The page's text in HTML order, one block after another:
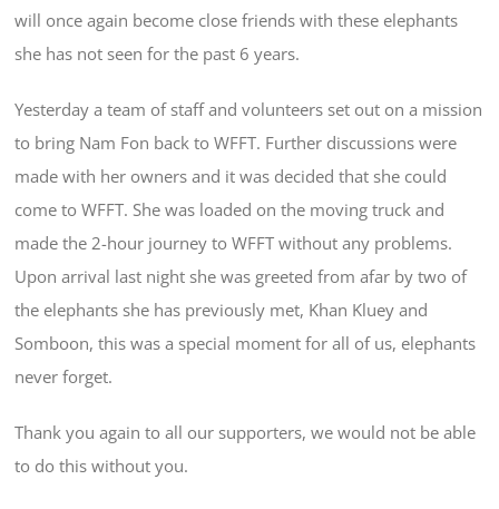
will once again become close friends with these elephants
she has not seen for the past 6 years.
Yesterday a team of staff and volunteers set out on a mission
to bring Nam Fon back to WFFT. Further discussions were
made with her owners and it was decided that she could
come to WFFT. She was loaded on the moving truck and
made the 2-hour journey to WFFT without any problems.
Upon arrival last night she was greeted from afar by two of
the elephants she has previously met, Khan Kluey and
Somboon, this was a special moment for all of us, elephants
never forget.
Thank you again to all our supporters, we would not be able
to do this without you.